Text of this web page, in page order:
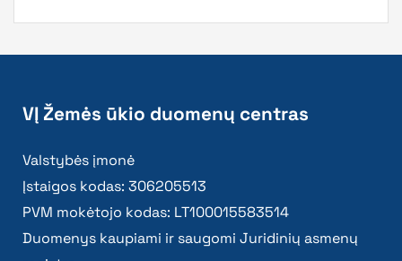
VĮ Žemės ūkio duomenų centras
Valstybės įmonė
Įstaigos kodas: 306205513
PVM mokėtojo kodas: LT100015583514
Duomenys kaupiami ir saugomi Juridinių asmenų